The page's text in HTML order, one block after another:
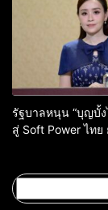
รัฐบาลหนุน “บุญบั้ง
สู่ Soft Power ไทย
ภูมิใจของชาติ
สำหรับ: